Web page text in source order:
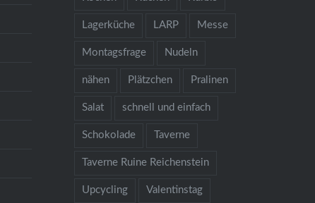
Lagerküche LARP Messe
Montagsfrage Nudeln
nähen Plätzchen Pralinen
Salat schnell und einfach
Schokolade Taverne
Taverne Ruine Reichenstein
Upcycling Valentinstag